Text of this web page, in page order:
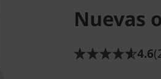
Nuevas
4.6